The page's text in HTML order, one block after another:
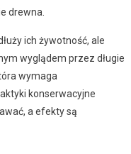
drewna.
ich żywotność, ale
wyglądem przez długie
wymaga
konserwacyjne
a efekty są